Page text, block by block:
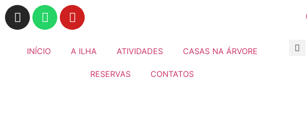
INÍCIO A ILHA ATIVIDADES CASAS NA ÁRVORE
RESERVAS CONTATOS